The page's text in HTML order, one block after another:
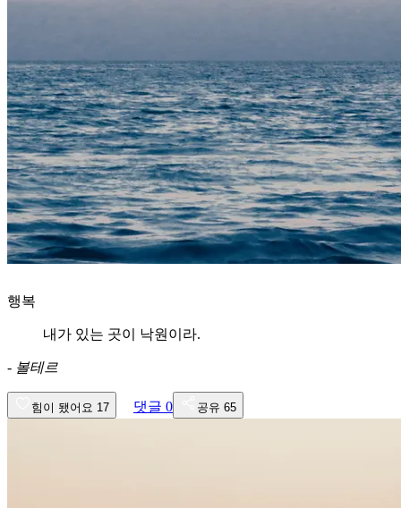
행복
내가 있는 곳이 낙원이라.
- 볼테르
힘이 됐어요 17 댓글 0 공유 65